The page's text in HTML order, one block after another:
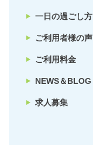
一日の過ごし方
ご利用者様の声
ご利用料金
NEWS＆BLOG
求人募集